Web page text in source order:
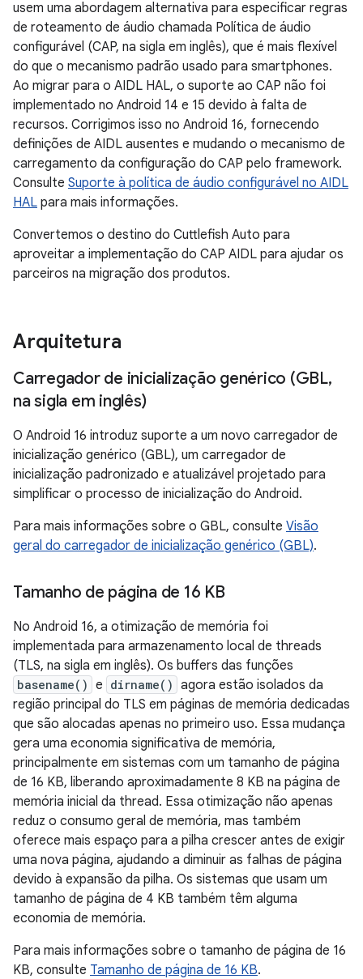
usem uma abordagem alternativa para especificar regras
de roteamento de áudio chamada Política de áudio
configurável (CAP, na sigla em inglês), que é mais flexível
do que o mecanismo padrão usado para smartphones.
Ao migrar para o AIDL HAL, o suporte ao CAP não foi
implementado no Android 14 e 15 devido à falta de
recursos. Corrigimos isso no Android 16, fornecendo
definições de AIDL ausentes e mudando o mecanismo de
carregamento da configuração do CAP pelo framework.
Consulte Suporte à política de áudio configurável no AIDL
HAL para mais informações.
Convertemos o destino do Cuttlefish Auto para
aproveitar a implementação do CAP AIDL para ajudar os
parceiros na migração dos produtos.
Arquitetura
Carregador de inicialização genérico (GBL,
na sigla em inglês)
O Android 16 introduz suporte a um novo carregador de
inicialização genérico (GBL), um carregador de
inicialização padronizado e atualizável projetado para
simplificar o processo de inicialização do Android.
Para mais informações sobre o GBL, consulte Visão
geral do carregador de inicialização genérico (GBL).
Tamanho de página de 16 KB
No Android 16, a otimização de memória foi
implementada para armazenamento local de threads
(TLS, na sigla em inglês). Os buffers das funções
basename() e dirname() agora estão isolados da
região principal do TLS em páginas de memória dedicadas
que são alocadas apenas no primeiro uso. Essa mudança
gera uma economia significativa de memória,
principalmente em sistemas com um tamanho de página
de 16 KB, liberando aproximadamente 8 KB na página de
memória inicial da thread. Essa otimização não apenas
reduz o consumo geral de memória, mas também
oferece mais espaço para a pilha crescer antes de exigir
uma nova página, ajudando a diminuir as falhas de página
devido à expansão da pilha. Os sistemas que usam um
tamanho de página de 4 KB também têm alguma
economia de memória.
Para mais informações sobre o tamanho de página de 16
KB, consulte Tamanho de página de 16 KB.